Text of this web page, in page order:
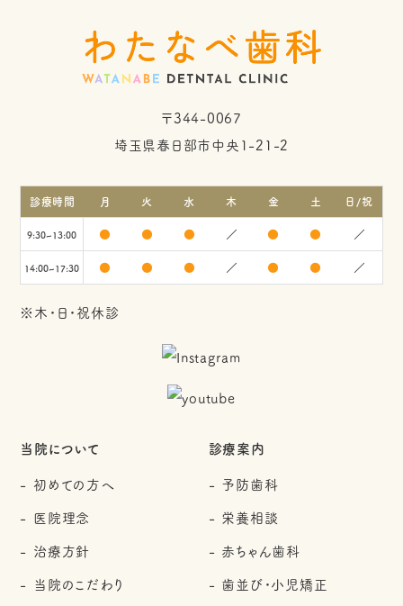
〒344-0067
埼玉県春日部市中央1-21-2
診療時間 月 火 水 木 金 土 日/祝
9:30~13:00 ● ● ● ／ ● ● ／
14:00~17:30 ● ● ● ／ ● ● ／
※木・日・祝休診
当院について
初めての方へ
医院理念
治療方針
当院のこだわり
診療案内
予防歯科
栄養相談
赤ちゃん歯科
歯並び・小児矯正